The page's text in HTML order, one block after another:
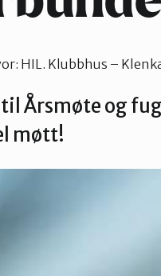
HIL. Klubbhus –
Årsmøte og
møtt!